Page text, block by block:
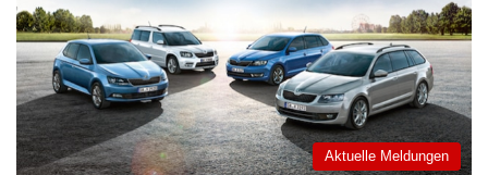
Aktuelle Meldungen